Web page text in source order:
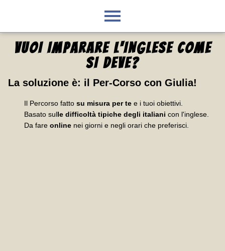
VUOI IMPARARE L'INGLESE COME
SI DEVE?
La soluzione è: il Per-Corso con Giulia!
Il Percorso fatto su misura per te e i tuoi obiettivi.
Basato sulle difficoltà tipiche degli italiani con l'inglese.
Da fare online nei giorni e negli orari che preferisci.